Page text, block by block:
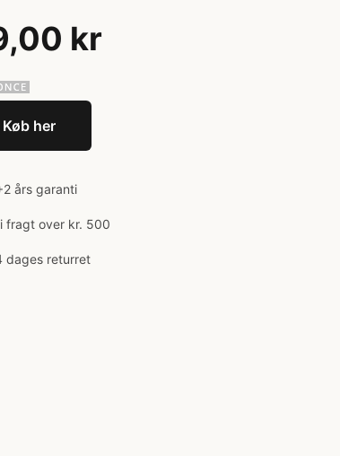
kr
Køb her
års garanti
fragt over kr. 500
dages returret